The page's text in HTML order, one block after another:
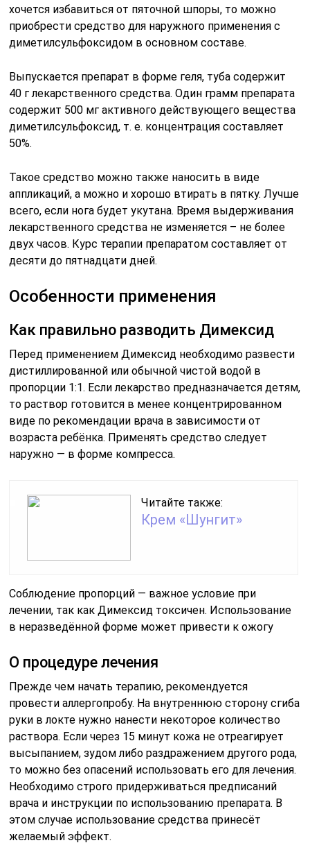
хочется избавиться от пяточной шпоры, то можно
приобрести средство для наружного применения с
диметилсульфоксидом в основном составе.
Выпускается препарат в форме геля, туба содержит
40 г лекарственного средства. Один грамм препарата
содержит 500 мг активного действующего вещества
диметилсульфоксид, т. е. концентрация составляет
50%.
Такое средство можно также наносить в виде
аппликаций, а можно и хорошо втирать в пятку. Лучше
всего, если нога будет укутана. Время выдерживания
лекарственного средства не изменяется – не более
двух часов. Курс терапии препаратом составляет от
десяти до пятнадцати дней.
Особенности применения
Как правильно разводить Димексид
Перед применением Димексид необходимо развести
дистиллированной или обычной чистой водой в
пропорции 1:1. Если лекарство предназначается детям,
то раствор готовится в менее концентрированном
виде по рекомендации врача в зависимости от
возраста ребёнка. Применять средство следует
наружно — в форме компресса.
Читайте также:
Крем «Шунгит»
Соблюдение пропорций — важное условие при
лечении, так как Димексид токсичен. Использование
в неразведённой форме может привести к ожогу
О процедуре лечения
Прежде чем начать терапию, рекомендуется
провести аллергопробу. На внутреннюю сторону сгиба
руки в локте нужно нанести некоторое количество
раствора. Если через 15 минут кожа не отреагирует
высыпанием, зудом либо раздражением другого рода,
то можно без опасений использовать его для лечения.
Необходимо строго придерживаться предписаний
врача и инструкции по использованию препарата. В
этом случае использование средства принесёт
желаемый эффект.